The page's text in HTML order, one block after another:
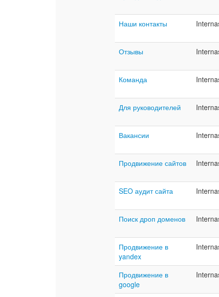
Наши контакты
Отзывы
Команда
Для руководителей
Вакансии
Продвижение сайтов
SEO аудит сайта
Поиск дроп доменов
Продвижение в
yandex
Продвижение в
google